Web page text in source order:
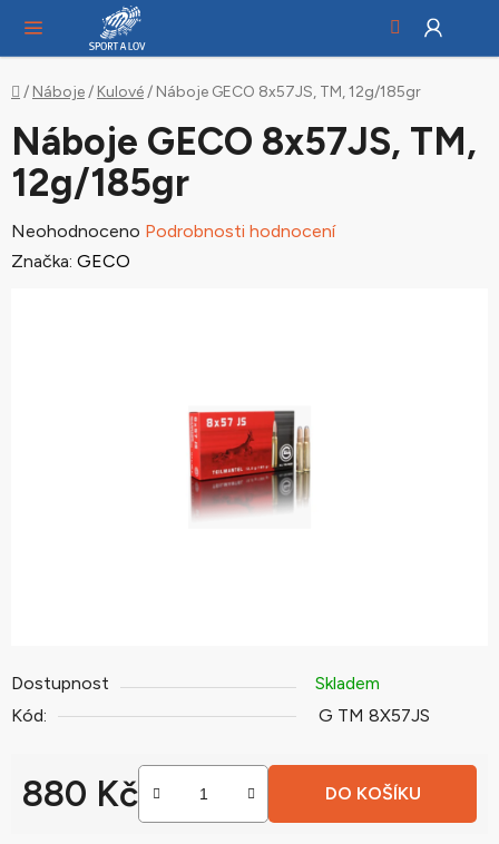
obsah
Domů
/ Náboje/ Kulové/ Náboje GECO 8x57JS, TM, 12g/185gr
Dostupnost
Skladem
Kód:
G TM 8X57JS
880 Kč DO KOŠÍKU
Náboje GECO 8x57JS, TM,
12g/185gr
Průměrné
hodnocení
Neohodnoceno Podrobnosti hodnocení
Značka: GECO